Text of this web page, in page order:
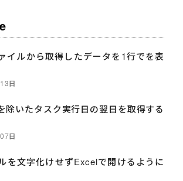
イルから取得したデータを1行でを表
日
除いたタスク実行日の翌日を取得する
日
を文字化けせずExcelで開けるように